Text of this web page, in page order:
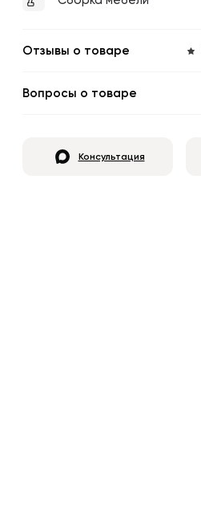
Отзывы о товаре
Вопросы о товаре
Консультация